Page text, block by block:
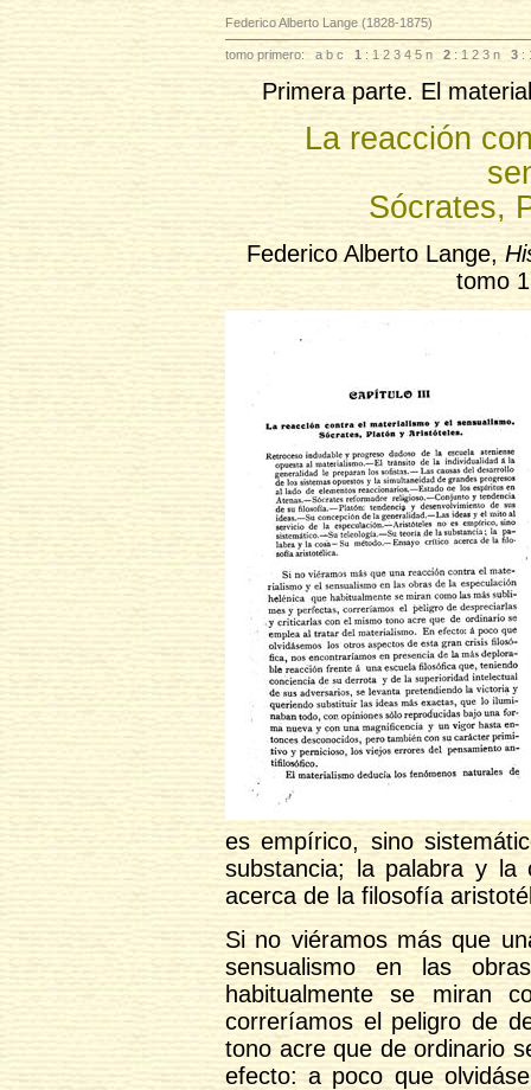
Federico Alberto Lange (1828-1875)
tomo primero: a b c 1 : 1 2 3 4 5 n 2 : 1 2 3 n 3 :
Primera parte. El
La reacción
Sócrates,
Federico Alberto Lange,
tomo
es empírico, sino
substancia; la palabra y
acerca de la filosofía
Si no viéramos más que
sensualismo en las
habitualmente se miran
correríamos el peligro de
tono acre que de ordinario
efecto: a poco que